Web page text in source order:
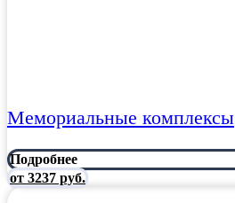
Мемориальные комплексы
Подробнее
от 3237 руб.